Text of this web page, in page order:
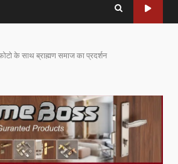
के साथ ब्राह्मण समाज का प्रदर्शन